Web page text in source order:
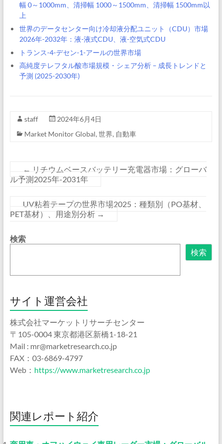
幅 0～1000mm、清掃幅 1000～1500mm、清掃幅 1500mm以
上
世界のデータセンター向け冷却液分配ユニット（CDU）市場
2026年-2032年：液-液式CDU、液-空気式CDU
トランス-4-デセン-1-アールの世界市場
高純度テレフタル酸市場規模・シェア分析 – 成長トレンドと
予測 (2025-2030年)
staff
2024年6月4日
Market Monitor Global, 世界, 自動車
← リチウムベースバッテリー充電器市場：グローバ
ル予測2025年-2031年
UV粘着テープの世界市場2025：種類別（PO基材、
PET基材）、用途別分析 →
検索
検索
サイト運営会社
株式会社マーケットリサーチセンター
〒105-0004 東京都港区新橋1-18-21
Mail : mr@marketresearch.co.jp
FAX：03-6869-4797
Web： https://www.marketresearch.co.jp
関連レポート紹介